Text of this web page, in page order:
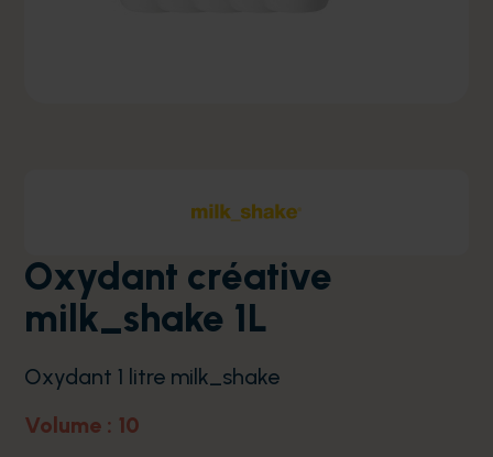
Oxydant créative
milk_shake 1L
Oxydant 1 litre milk_shake
Volume : 10